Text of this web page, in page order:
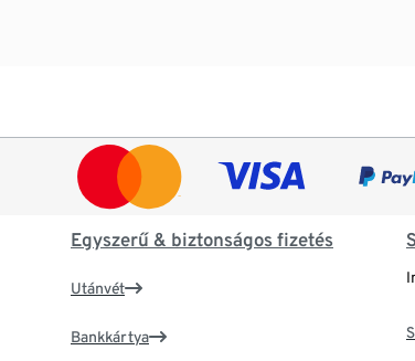
Egyszerű & biztonságos fizetés
Utánvét
Bankkártya